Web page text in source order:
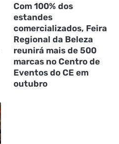
Com 100% dos
estandes
comercializados, Feira
Regional da Beleza
reunirá mais de 500
marcas no Centro de
Eventos do CE em
outubro